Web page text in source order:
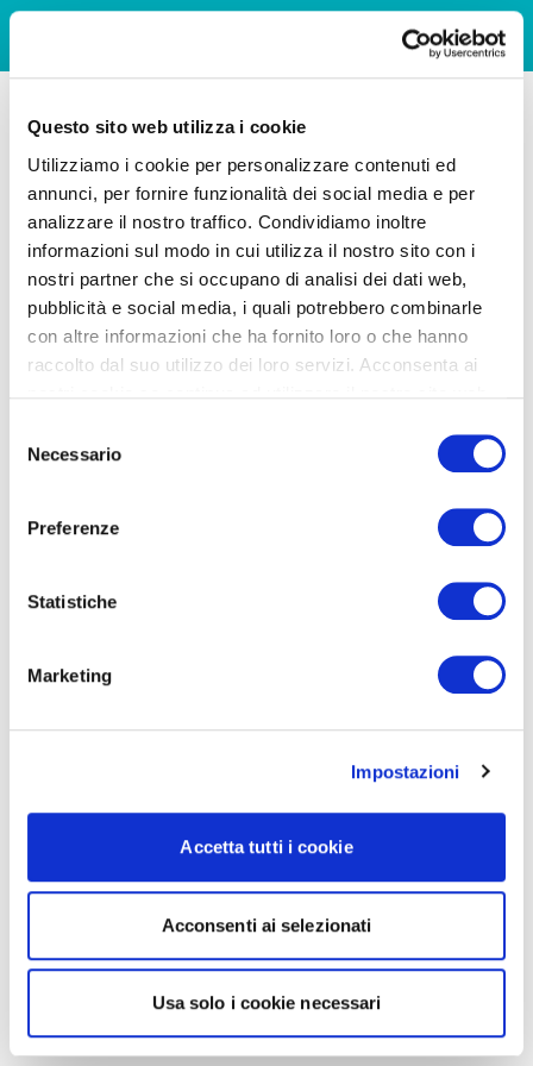
Questo sito web utilizza i cookie
Utilizziamo i cookie per personalizzare contenuti ed
annunci, per fornire funzionalità dei social media e per
analizzare il nostro traffico. Condividiamo inoltre
informazioni sul modo in cui utilizza il nostro sito con i
nostri partner che si occupano di analisi dei dati web,
pubblicità e social media, i quali potrebbero combinarle
con altre informazioni che ha fornito loro o che hanno
raccolto dal suo utilizzo dei loro servizi. Acconsenta ai
delNecessario
Preferenze
Statistiche
Marketing
Impostazioni
Accetta tutti i cookie
Acconsenti ai selezionati
Usa solo i cookie necessari